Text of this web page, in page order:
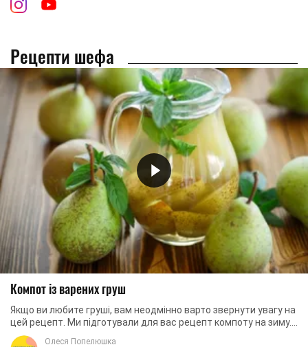
Рецепти шефа
Компот із варених груш
Якщо ви любите груші, вам неодмінно варто звернути увагу на
цей рецепт. Ми підготували для вас рецепт компоту на зиму.
Унікальність цього рецепта в ...
Олеся Попелюшка